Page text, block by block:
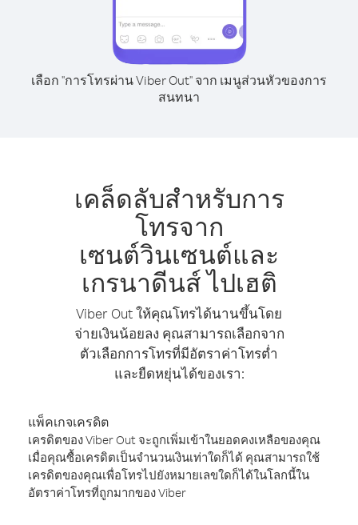
เลือก "การโทรผ่าน Viber Out" จาก เมนูส่วนหัวของการ
สนทนา
เคล็ดลับสำหรับการ
โทรจาก
เซนต์วินเซนต์และ
เกรนาดีนส์ ไปเฮติ
Viber Out ให้คุณโทรได้นานขึ้นโดย
จ่ายเงินน้อยลง คุณสามารถเลือกจาก
ตัวเลือกการโทรที่มีอัตราค่าโทรต่ำ
และยืดหยุ่นได้ของเรา:
แพ็คเกจเครดิต
เครดิตของ Viber Out จะถูกเพิ่มเข้าในยอดคงเหลือของคุณ
เมื่อคุณซื้อเครดิตเป็นจำนวนเงินเท่าใดก็ได้ คุณสามารถใช้
เครดิตของคุณเพื่อโทรไปยังหมายเลขใดก็ได้ในโลกนี้ใน
อัตราค่าโทรที่ถูกมากของ Viber